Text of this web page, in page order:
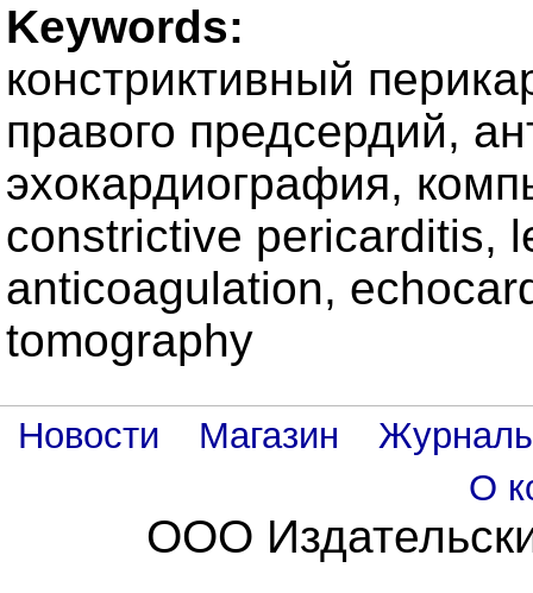
Keywords:
констриктивный
правого предсердий,
эхокардиография,
constrictive pericarditis,
anticoagulation,
tomography
Новости Магазин
О
ООО